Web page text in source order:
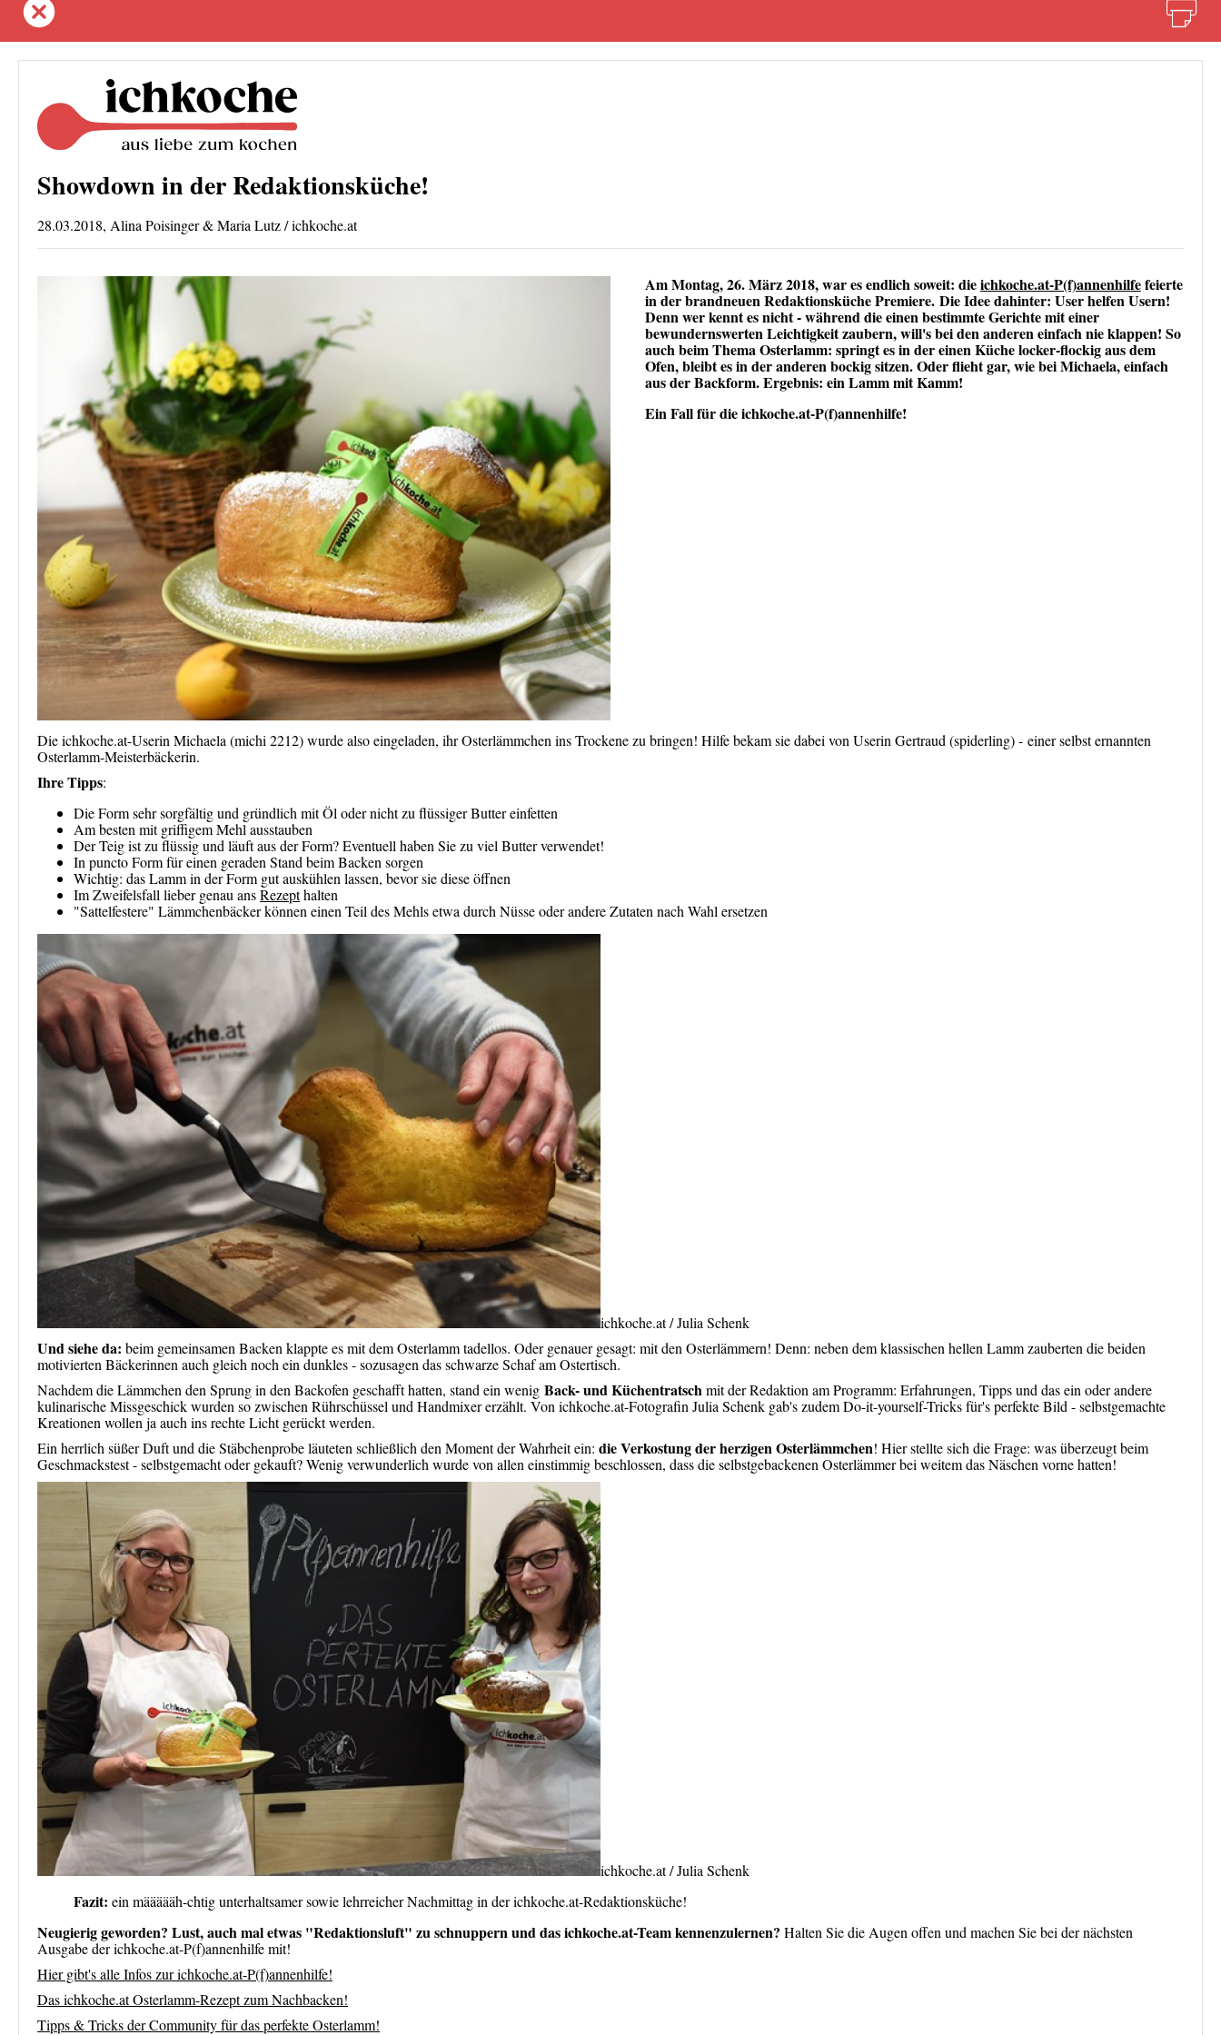
Showdown in der Redaktionsküche!
28.03.2018, Alina Poisinger & Maria Lutz / ichkoche.at
Am Montag, 26. März 2018, war es endlich soweit: dieichkoche.at-P(f)annenhilfefeierte
in der brandneuen Redaktionsküche Premiere.Die Idee dahinter: User helfen Usern!
Denn wer kennt es nicht - während die einen bestimmte Gerichte mit einer
bewundernswerten Leichtigkeit zaubern, will's bei den anderen einfach nie klappen! So
auchbeim Thema Osterlamm: springt es in der einen Küche locker-flockig aus dem
Ofen, bleibt es in der anderen bockig sitzen. Oder flieht gar, wie bei Michaela, einfach
aus der Backform. Ergebnis: ein Lamm mit Kamm!
Ein Fall für die ichkoche.at-P(f)annenhilfe!
Die ichkoche.at-Userin Michaela (michi 2212) wurde also eingeladen, ihr Osterlämmchen ins Trockene zu bringen! Hilfe bekam sie dabei von Userin Gertraud (spiderling) - einer selbst ernannten
Osterlamm-Meisterbäckerin.
Ihre Tipps:
Die Form sehr sorgfältig und gründlich mit Öl oder nicht zu flüssiger Butter einfetten
Am besten mit griffigem Mehl ausstauben
Der Teig ist zu flüssig und läuft aus der Form? Eventuell haben Sie zu viel Butter verwendet!
In puncto Form für einen geraden Stand beim Backen sorgen
Wichtig: das Lamm in der Form gut auskühlen lassen, bevor sie diese öffnen
Im Zweifelsfall lieber genau ansRezepthalten
"Sattelfestere" Lämmchenbäcker können einen Teil des Mehls etwa durch Nüsse oder andere Zutaten nach Wahl ersetzen
ichkoche.at / Julia Schenk
Und siehe da: beim gemeinsamen Backen klappte es mit dem Osterlamm tadellos. Oder genauer gesagt: mit den Osterlämmern! Denn: neben dem klassischen hellen Lamm zauberten die beiden
motivierten Bäckerinnen auch gleich noch ein dunkles - sozusagen das schwarze Schaf am Ostertisch.
Nachdem die Lämmchen den Sprung in den Backofen geschafft hatten, stand ein wenig Back- und Küchentratsch mit der Redaktion am Programm: Erfahrungen, Tipps und das ein oder andere
kulinarische Missgeschick wurden so zwischen Rührschüssel und Handmixer erzählt. Von ichkoche.at-Fotografin Julia Schenk gab's zudem Do-it-yourself-Tricks für's perfekte Bild - selbstgemachte
Kreationen wollen ja auch ins rechte Licht gerückt werden.
Ein herrlich süßer Duft und die Stäbchenprobe läuteten schließlich den Moment der Wahrheit ein: die Verkostung der herzigen Osterlämmchen! Hier stellte sich die Frage: was überzeugt beim
Geschmackstest - selbstgemacht oder gekauft? Wenig verwunderlich wurde von allen einstimmig beschlossen, dass die selbstgebackenen Osterlämmer bei weitem das Näschen vorne hatten!
ichkoche.at / Julia Schenk
Fazit: ein määäääh-chtig unterhaltsamer sowie lehrreicher Nachmittag in der ichkoche.at-Redaktionsküche!
Neugierig geworden? Lust, auch mal etwas "Redaktionsluft" zu schnuppern und das ichkoche.at-Team kennenzulernen? Halten Sie die Augen offen und machen Sie bei der nächsten
Ausgabe der ichkoche.at-P(f)annenhilfe mit!
Hier gibt's alle Infos zur ichkoche.at-P(f)annenhilfe!
Das ichkoche.at Osterlamm-Rezept zum Nachbacken!
Tipps & Tricks der Community für das perfekte Osterlamm!